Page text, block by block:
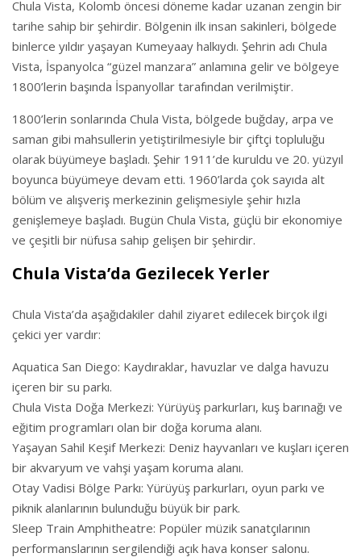
Chula Vista, Kolomb öncesi döneme kadar uzanan zengin bir
tarihe sahip bir şehirdir. Bölgenin ilk insan sakinleri, bölgede
binlerce yıldır yaşayan Kumeyaay halkıydı. Şehrin adı Chula
Vista, İspanyolca “güzel manzara” anlamına gelir ve bölgeye
1800’lerin başında İspanyollar tarafından verilmiştir.
1800’lerin sonlarında Chula Vista, bölgede buğday, arpa ve
saman gibi mahsullerin yetiştirilmesiyle bir çiftçi topluluğu
olarak büyümeye başladı. Şehir 1911’de kuruldu ve 20. yüzyıl
boyunca büyümeye devam etti. 1960’larda çok sayıda alt
bölüm ve alışveriş merkezinin gelişmesiyle şehir hızla
genişlemeye başladı. Bugün Chula Vista, güçlü bir ekonomiye
ve çeşitli bir nüfusa sahip gelişen bir şehirdir.
Chula Vista’da Gezilecek Yerler
Chula Vista’da aşağıdakiler dahil ziyaret edilecek birçok ilgi
çekici yer vardır:
Aquatica San Diego: Kaydıraklar, havuzlar ve dalga havuzu
içeren bir su parkı.
Chula Vista Doğa Merkezi: Yürüyüş parkurları, kuş barınağı ve
eğitim programları olan bir doğa koruma alanı.
Yaşayan Sahil Keşif Merkezi: Deniz hayvanları ve kuşları içeren
bir akvaryum ve vahşi yaşam koruma alanı.
Otay Vadisi Bölge Parkı: Yürüyüş parkurları, oyun parkı ve
piknik alanlarının bulunduğu büyük bir park.
Sleep Train Amphitheatre: Popüler müzik sanatçılarının
performanslarının sergilendiği açık hava konser salonu.